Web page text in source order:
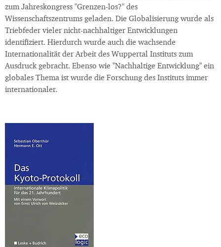
zum Jahreskongress "Grenzen-los?" des
Wissenschaftszentrums geladen. Die Globalisierung wurde als
Triebfeder vieler nicht-nachhaltiger Entwicklungen
identifiziert. Hierdurch wurde auch die wachsende
Internationalität der Arbeit des Wuppertal Instituts zum
Ausdruck gebracht. Ebenso wie "Nachhaltige Entwicklung" ein
globales Thema ist wurde die Forschung des Instituts immer
internationaler.